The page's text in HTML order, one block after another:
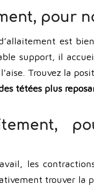
pour
est
support, il
Trouvez la
tétées plus
les
trouver la